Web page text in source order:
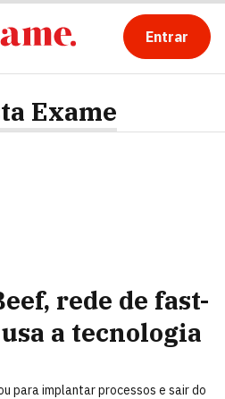
Entrar
Exame
rede de fast-
a tecnologia
para implantar processos e sair do